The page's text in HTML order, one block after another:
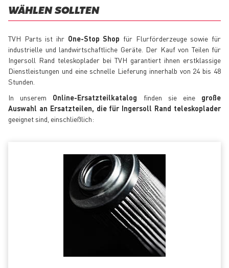
WÄHLEN SOLLTEN
TVH Parts ist ihr One-Stop Shop für Flurförderzeuge sowie für
industrielle und landwirtschaftliche Geräte. Der Kauf von Teilen für
Ingersoll Rand teleskoplader bei TVH garantiert ihnen erstklassige
Dienstleistungen und eine schnelle Lieferung innerhalb von 24 bis 48
Stunden.
In unserem Online-Ersatzteilkatalog finden sie eine große
Auswahl an Ersatzteilen, die für Ingersoll Rand teleskoplader
geeignet sind, einschließlich: